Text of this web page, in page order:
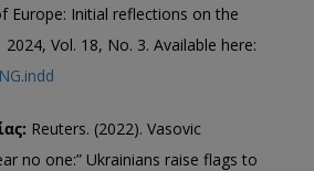
Europe: Initial reflections on the
2024, Vol. 18, No. 3. Available here:
: Reuters. (2022). Vasovic
no one:” Ukrainians raise flags to